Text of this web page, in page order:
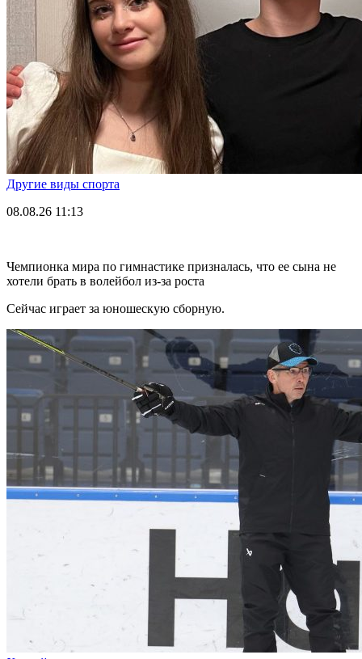
Другие виды спорта
08.08.26 11:13
Чемпионка мира по гимнастике призналась, что ее сына не
хотели брать в волейбол из-за роста
Сейчас играет за юношескую сборную.